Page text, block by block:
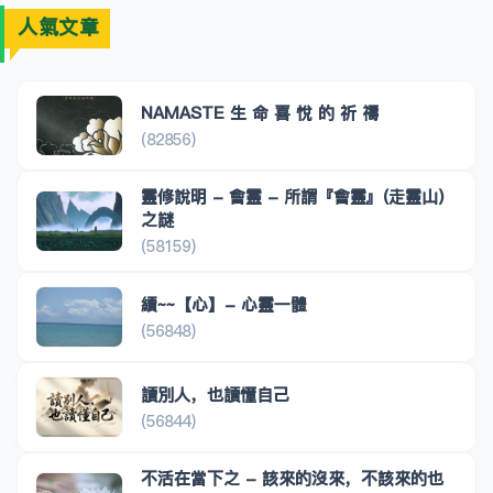
人氣文章
NAMASTE 生 命 喜 悅 的 祈 禱
(82856)
靈修說明 - 會靈 - 所謂『會靈』(走靈山)
之謎
(58159)
續~~【心】- 心靈一體
(56848)
讀別人，也讀懂自己
(56844)
不活在當下之 - 該來的沒來，不該來的也